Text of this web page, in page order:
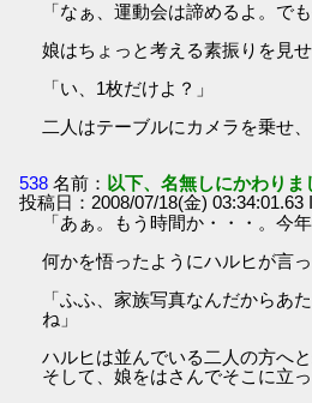
「なぁ、運動会は諦めるよ。で
娘はちょっと考える素振りを見せ
「い、1枚だけよ？」
二人はテーブルにカメラを乗せ
538 名前： 以下、名無しにかわり
投稿日：2008/07/18(金) 03:34:01.63
「あぁ。もう時間か・・・。今
何かを悟ったようにハルヒが言っ
「ふふ、家族写真なんだからあ
ね」
ハルヒは並んでいる二人の方へと
そして、娘をはさんでそこに立っ